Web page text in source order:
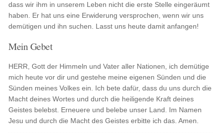
dass wir ihm in unserem Leben nicht die erste Stelle eingeräumt
haben. Er hat uns eine Erwiderung versprochen, wenn wir uns
demütigen und ihn suchen. Lasst uns heute damit anfangen!
Mein Gebet
HERR, Gott der Himmeln und Vater aller Nationen, ich demütige
mich heute vor dir und gestehe meine eigenen Sünden und die
Sünden meines Volkes ein. Ich bete dafür, dass du uns durch die
Macht deines Wortes und durch die heiligende Kraft deines
Geistes belebst. Erneuere und belebe unser Land. Im Namen
Jesu und durch die Macht des Geistes erbitte ich das. Amen.